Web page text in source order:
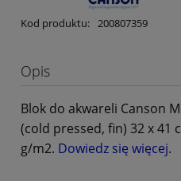
Kod produktu: 200807359
Opis
Blok do akwareli Canson
(cold pressed, fin) 32 x 41
g/m2. Dowiedz się więcej.